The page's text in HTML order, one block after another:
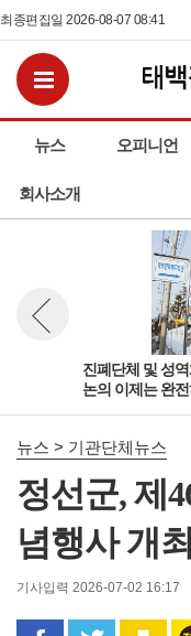
최종편집일 2026-08-07 08:41
뉴스 오피니언
회사소개
전체메뉴보기
진폐단체 및 성
논의 이제는 완
뉴스 이전보기
뉴스 > 기관단체뉴스
정선군, 제
념행사 개최
기사입력 2026-07-02 16:17
페이스북으로 공
트위터로